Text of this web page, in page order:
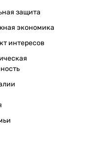
защита
экономика
интересов